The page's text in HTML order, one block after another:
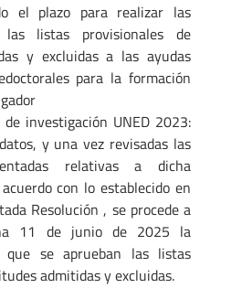
el plazo para realizar las
las listas provisionales de
y excluidas a las ayudas
para la formación
investigación UNED 2023:
y una vez revisadas las
relativas a dicha
con lo establecido en
Resolución , se procede a
11 de junio de 2025 la
se aprueban las listas
admitidas y excluidas.